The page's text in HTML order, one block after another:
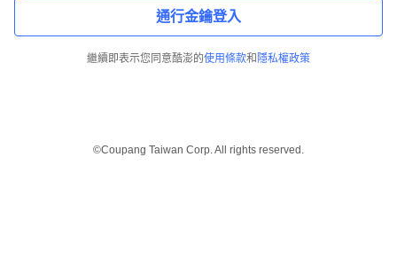
通行金鑰登入
繼續即表示您同意酷澎的使用條款和 隱私權政策
©Coupang Taiwan Corp. All rights reserved.